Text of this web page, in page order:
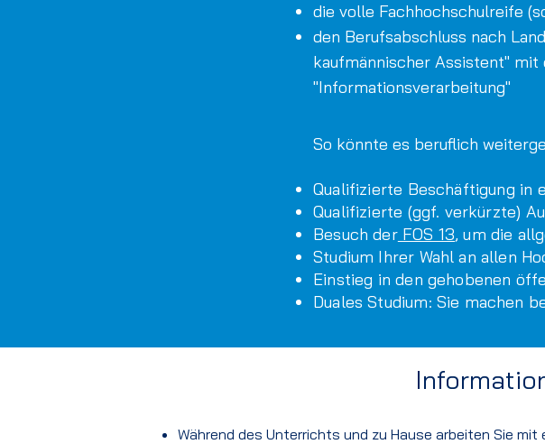
die volle Fachhochschulreife
den Berufsabschluss nach
kaufmännischer Assistent"
"Informationsverarbeitung"
So könnte es beruflich
Qualifizierte Beschäftigung in
Qualifizierte (ggf. verkürzte)
Besuch derFOS 13, um die
Studium Ihrer Wahl an allen
Einstieg in den gehobenen
Duales Studium: Sie machen
Während des Unterrichts und zu Hause arbeiten Sie